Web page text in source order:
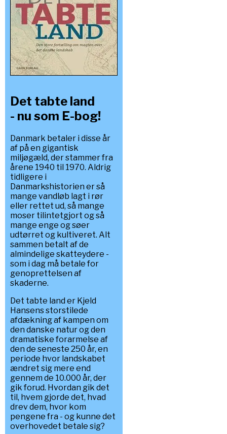
Det tabte land
- nu som E-bog!
Danmark betaler i disse år
af på en gigantisk
miljøgæld, der stammer fra
årene 1940 til 1970. Aldrig
tidligere i
Danmarkshistorien er så
mange vandløb lagt i rør
eller rettet ud, så mange
moser tilintetgjort og så
mange enge og søer
udtørret og kultiveret. Alt
sammen betalt af de
almindelige skatteydere -
som i dag må betale for
genoprettelsen af
skaderne.
Det tabte land er Kjeld
Hansens storstilede
afdækning af kampen om
den danske natur og den
dramatiske forarmelse af
den de seneste 250 år, en
periode hvor landskabet
ændret sig mere end
gennem de 10.000 år, der
gik forud. Hvordan gik det
til, hvem gjorde det, hvad
drev dem, hvor kom
pengene fra - og kunne det
overhovedet betale sig?